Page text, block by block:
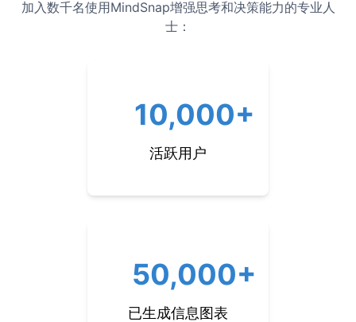
加入数千名使用MindSnap增强思考和决策能力的专业人
士：
10,000+
活跃用户
50,000+
已生成信息图表